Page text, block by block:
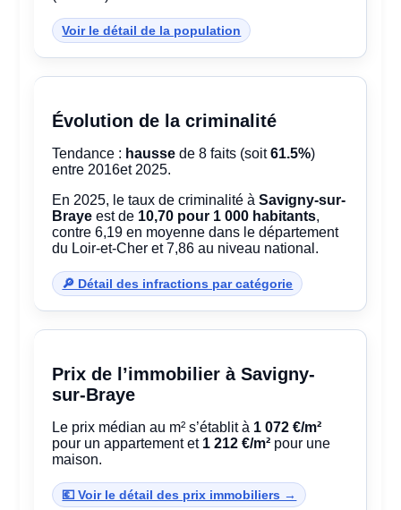
Voir le détail de la population
Évolution de la criminalité
Tendance : hausse de 8 faits (soit61.5%)
entre 2016et 2025.
En 2025, le taux de criminalité àSavigny-sur-
Braye est de 10,70 pour 1 000 habitants,
contre 6,19 en moyenne dans le département
du Loir-et-Cher et 7,86 au niveau national.
🔎 Détail des infractions par catégorie
Prix de l’immobilier à Savigny-
sur-Braye
Le prix médian au m² s’établit à 1 072 €/m²
pour un appartement et 1 212 €/m² pour une
maison.
💶 Voir le détail des prix immobiliers →